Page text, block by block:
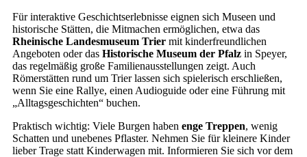
Für interaktive Geschichtserlebnisse eignen sich Museen und
historische Stätten, die Mitmachen ermöglichen, etwa das
Rheinische Landesmuseum Trier mit kinderfreundlichen
Angeboten oder das Historische Museum der Pfalz in Speyer,
das regelmäßig große Familienausstellungen zeigt. Auch
Römerstätten rund um Trier lassen sich spielerisch erschließen,
wenn Sie eine Rallye, einen Audioguide oder eine Führung mit
„Alltagsgeschichten“ buchen.
Praktisch wichtig: Viele Burgen haben enge Treppen, wenig
Schatten und unebenes Pflaster. Nehmen Sie für kleinere Kinder
lieber Trage statt Kinderwagen mit. Informieren Sie sich vor dem